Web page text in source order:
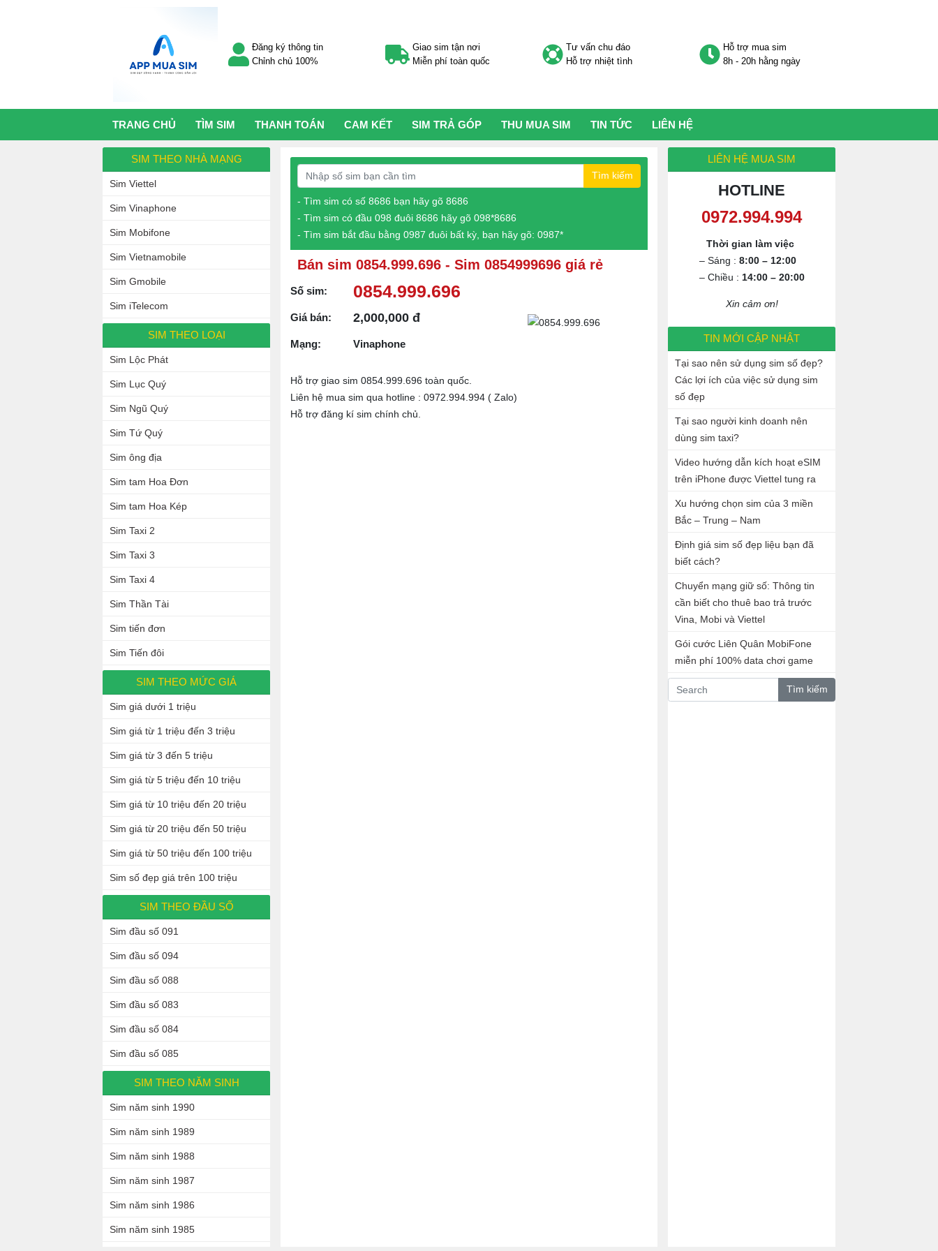
Đăng ký thông tin
Chỉnh chủ 100%
Giao sim tận nơi
Miễn phí toàn quốc
Tư vấn chu đáo
Hỗ trợ nhiệt tình
Hỗ trợ mua sim
8h - 20h hằng ngày
TRANG CHỦ TÌM SIM THANH TOÁN CAM KẾT SIM TRẢ GÓP THU MUA SIM TIN TỨC LIÊN HỆ
Tìm kiếm
- Tìm sim có số 8686 bạn hãy gõ 8686
- Tìm sim có đầu 098 đuôi 8686 hãy gõ 098*8686
- Tìm sim bắt đầu bằng 0987 đuôi bất kỳ, bạn hãy gõ: 0987*
Bán sim 0854.999.696 - Sim 0854999696 giá rẻ
Số sim: 0854.999.696
Giá bán: 2,000,000 đ
Mạng: Vinaphone
Hỗ trợ giao sim 0854.999.696 toàn quốc.
Liên hệ mua sim qua hotline : 0972.994.994 ( Zalo)
Hỗ trợ đăng kí sim chính chủ.
SIM THEO NHÀ MẠNG
Sim Viettel
Sim Vinaphone
Sim Mobifone
Sim Vietnamobile
Sim Gmobile
Sim iTelecom
SIM THEO LOẠI
Sim Lộc Phát
Sim Lục Quý
Sim Ngũ Quý
Sim Tứ Quý
Sim ông địa
Sim tam Hoa Đơn
Sim tam Hoa Kép
Sim Taxi 2
Sim Taxi 3
Sim Taxi 4
Sim Thần Tài
Sim tiến đơn
Sim Tiến đôi
SIM THEO MỨC GIÁ
Sim giá dưới 1 triệu
Sim giá từ 1 triệu đến 3 triệu
Sim giá từ 3 đến 5 triệu
Sim giá từ 5 triệu đến 10 triệu
Sim giá từ 10 triệu đến 20 triệu
Sim giá từ 20 triệu đến 50 triệu
Sim giá từ 50 triệu đến 100 triệu
Sim số đẹp giá trên 100 triệu
SIM THEO ĐẦU SỐ
Sim đầu số 091
Sim đầu số 094
Sim đầu số 088
Sim đầu số 083
Sim đầu số 084
Sim đầu số 085
SIM THEO NĂM SINH
Sim năm sinh 1990
Sim năm sinh 1989
Sim năm sinh 1988
Sim năm sinh 1987
Sim năm sinh 1986
Sim năm sinh 1985
LIÊN HỆ MUA SIM
HOTLINE
0972.994.994
Thời gian làm việc
– Sáng : 8:00 – 12:00
– Chiều : 14:00 – 20:00
Xin cảm ơn!
TIN MỚI CẬP NHẬT
Tại sao nên sử dụng sim số đẹp?
Các lợi ích của việc sử dụng sim
số đẹp
Tại sao người kinh doanh nên
dùng sim taxi?
Video hướng dẫn kích hoạt eSIM
trên iPhone được Viettel tung ra
Xu hướng chọn sim của 3 miền
Bắc – Trung – Nam
Định giá sim số đẹp liệu bạn đã
biết cách?
Chuyển mạng giữ số: Thông tin
cần biết cho thuê bao trả trước
Vina, Mobi và Viettel
Gói cước Liên Quân MobiFone
miễn phí 100% data chơi game
Tìm kiếm